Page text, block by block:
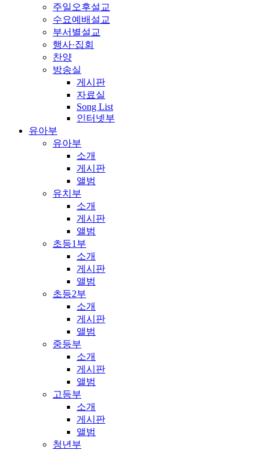
주일오후설교
수요예배설교
부서별설교
행사·집회
찬양
방송실
게시판
자료실
Song List
인터넷부
유아부
유아부
소개
게시판
앨범
유치부
소개
게시판
앨범
초등1부
소개
게시판
앨범
초등2부
소개
게시판
앨범
중등부
소개
게시판
앨범
고등부
소개
게시판
앨범
청년부